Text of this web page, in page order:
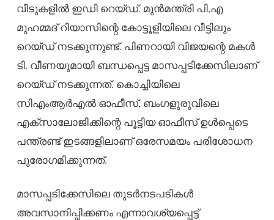
വീടുകളിൽ ഇഡി റെയ്ഡ്. മുൻമന്ത്രി പി,എ
മുഹമ്മദ് റിയാസിന്റെ കോട്ടൂളിയിലെ വീട്ടിലും
റെയ്ഡ് നടക്കുന്നുണ്ട്. പിണറായി വിജയന്റെ മകൾ
ടി. വീണയുമായി ബന്ധപ്പെട്ട മാസപ്പടിക്കേസിലാണ്
റെയ്ഡ് നടക്കുന്നത്. കൊച്ചിയിലെ
സിഎംആർഎൽ ഓഫീസ്, ബംഗളുരുവിലെ
എക്സാലോജിക്കിന്റെ പൂട്ടിയ ഓഫീസ് ഉൾപ്പെടെ
പന്ത്രണ്ട് ഇടങ്ങളിലാണ് ഒരേസമയം പരിശോധന
പുരോഗമിക്കുന്നത്.
മാസപ്പടിക്കേസിലെ തുടർനടപടികൾ
അവസാനിപ്പിക്കണം എന്നാവശ്യപ്പെട്ട്